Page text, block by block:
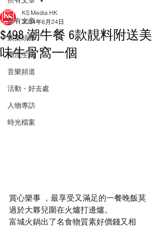
所有文章
娛樂頭條
潮流生活
音樂頻道
活動・好去處
人物專訪
時光檔案
$498 潮牛餐 6款靚料附送美
味牛骨窩一個
KS Media HK
2024年6月24日
賞心樂事 ，最享受又滿足的一餐晚飯莫
過於大夥兒圍在火爐打邊爐。
富城火鍋出了名食物質素好價錢又相